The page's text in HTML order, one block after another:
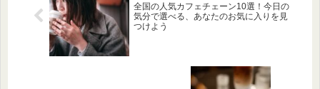
全国の人気カフェチェーン10選！今日の
気分で選べる、あなたのお気に入りを見
つけよう